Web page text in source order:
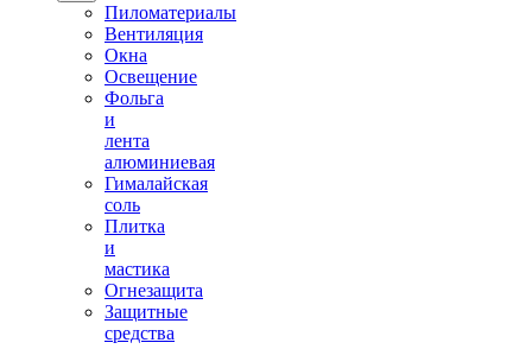
Пиломатериалы
Вентиляция
Окна
Освещение
Фольга
и
лента
алюминиевая
Гималайская
соль
Плитка
и
мастика
Огнезащита
Защитные
средства